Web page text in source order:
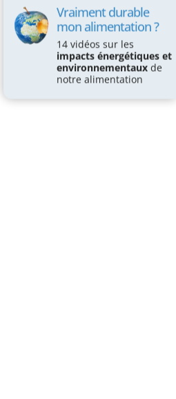
Vraiment durable
mon alimentation ?
14 vidéos sur les
impacts énergétiques et
environnementaux de
notre alimentation